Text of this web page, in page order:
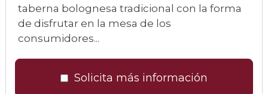
taberna bolognesa tradicional con la forma
de disfrutar en la mesa de los
consumidores...
Solicita más información